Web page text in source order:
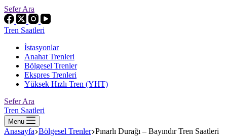
Sefer Ara
Tren Saatleri
İstasyonlar
Anahat Trenleri
Bölgesel Trenler
Ekspres Trenleri
Yüksek Hızlı Tren (YHT)
Sefer Ara
Tren Saatleri
Menu
Anasayfa Bölgesel Trenler Pınarlı Durağı – Bayındır Tren Saatleri